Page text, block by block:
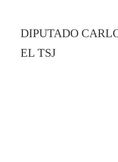
DIPUTADO
EL TSJ